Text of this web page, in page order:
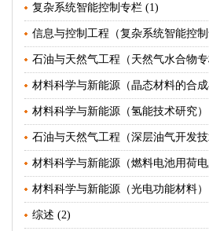
复杂系统智能控制专栏 (1)
信息与控制工程（复杂系统智能控
石油与天然气工程（天然气水合物
材料科学与新能源（晶态材料的合
材料科学与新能源（氢能技术研究
石油与天然气工程（深层油气开发
材料科学与新能源（燃料电池用荷
材料科学与新能源（光电功能材料
综述 (2)